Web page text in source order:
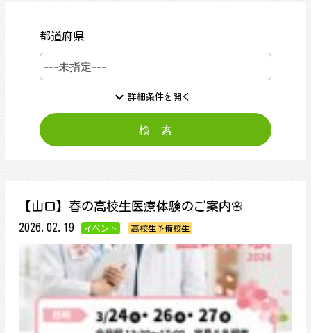
都道府県
expand_more 詳細条件を開く
【山口】春の高校生医療体験のご案内🌸
2026.02.19 イベント 高校生予備校生